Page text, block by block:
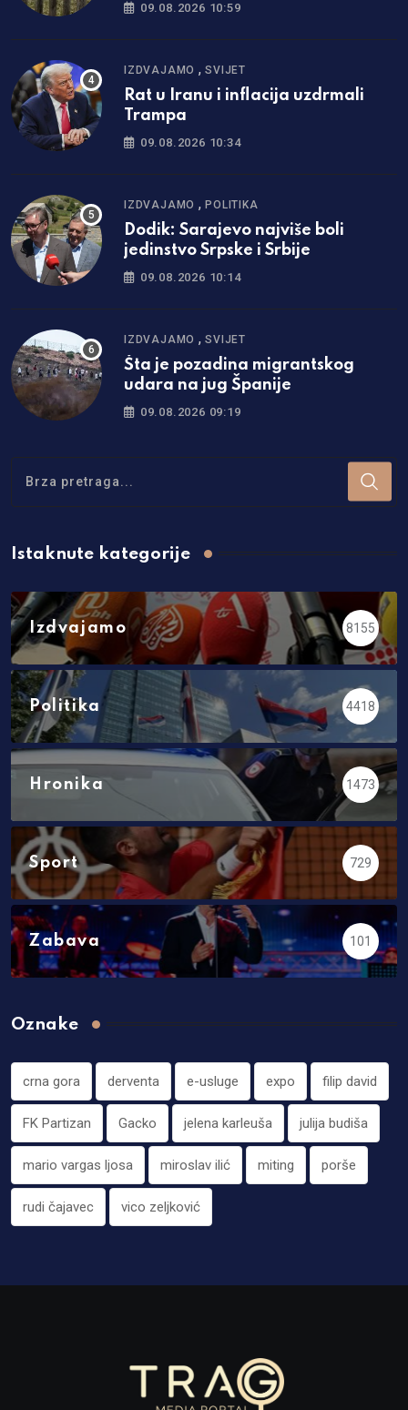
09.08.2026 10:59
IZDVAJAMO ,SVIJET
Rat u Iranu i inflacija uzdrmali
Trampa
09.08.2026 10:34
IZDVAJAMO ,POLITIKA
Dodik: Sarajevo najviše boli
jedinstvo Srpske i Srbije
09.08.2026 10:14
IZDVAJAMO ,SVIJET
Šta je pozadina migrantskog
udara na jug Španije
09.08.2026 09:19
Istaknute kategorije
Izdvajamo 8155
Politika 4418
Hronika 1473
Sport 729
Zabava 101
Oznake
crna gora derventa e-usluge expo filip david
FK Partizan Gacko jelena karleuša julija budiša
mario vargas ljosa miroslav ilić miting porše
rudi čajavec vico zeljković